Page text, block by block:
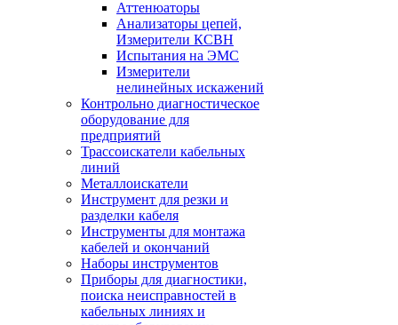
Аттенюаторы
Анализаторы цепей,
Измерители КСВН
Испытания на ЭМС
Измерители
нелинейных искажений
Контрольно диагностическое
оборудование для
предприятий
Трассоискатели кабельных
линий
Металлоискатели
Инструмент для резки и
разделки кабеля
Инструменты для монтажа
кабелей и окончаний
Наборы инструментов
Приборы для диагностики,
поиска неисправностей в
кабельных линиях и